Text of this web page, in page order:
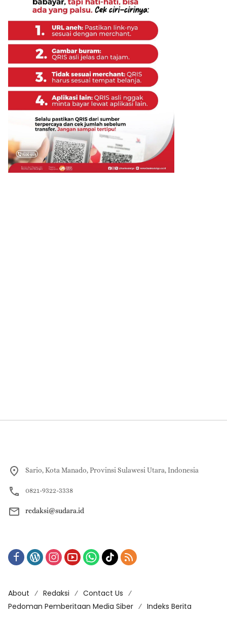
Sario, Kota Manado, Provinsi Sulawesi Utara, Indonesia
0821-9322-3338
redaksi@sudara.id
About Redaksi
Contact Us
Pedoman Pemberitaan Media Siber
Indeks Berita